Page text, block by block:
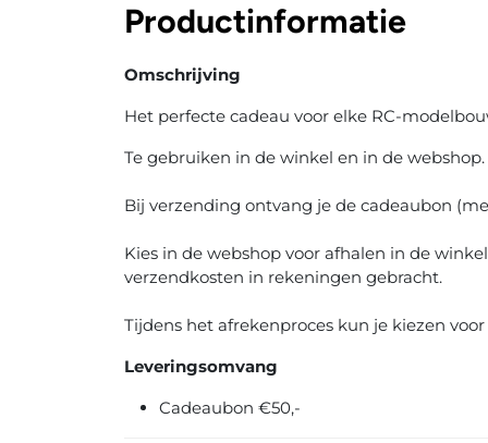
Productinformatie
Omschrijving
Het perfecte cadeau voor elke RC-
Te gebruiken in de winkel en in de webshop.
Bij verzending ontvang je de cadeaubon
Kies in de webshop voor afhalen in de
verzendkosten in rekeningen gebracht.
Tijdens het afrekenproces kun je kiezen
Leveringsomvang
Cadeaubon €50,-